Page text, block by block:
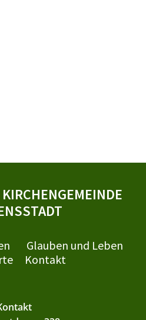
Glauben und Leben
Kontakt